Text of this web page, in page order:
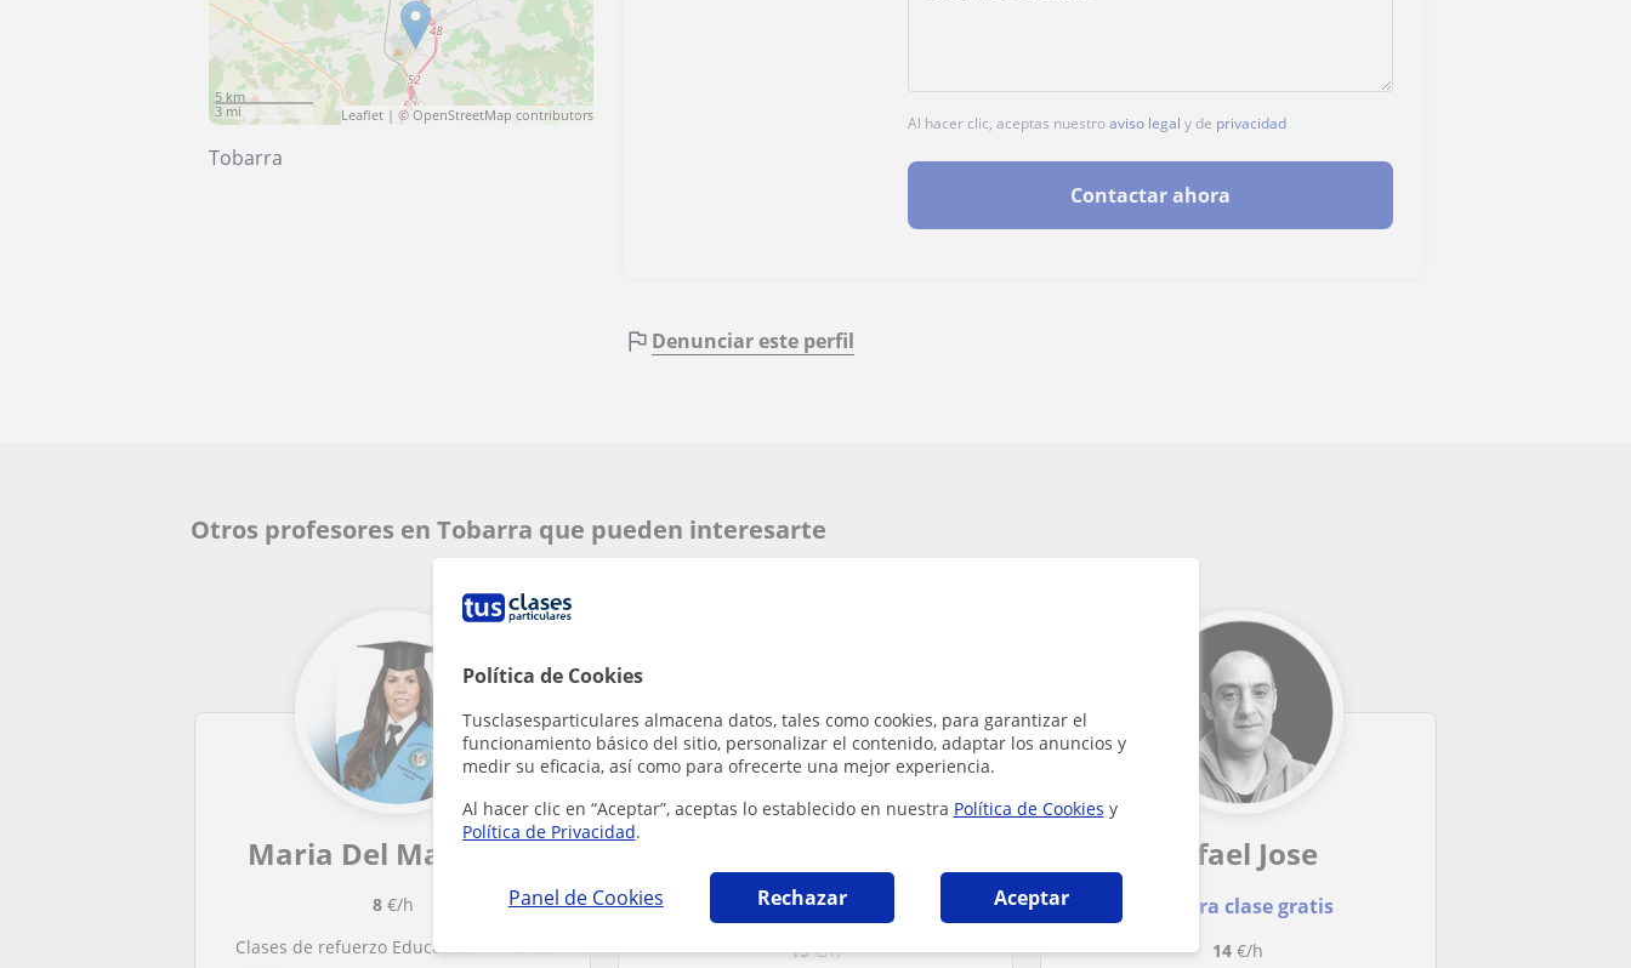
Política de Cookies
Tusclasesparticulares almacena datos, tales como cookies, para garantizar el
funcionamiento básico del sitio, personalizar el contenido, adaptar los anuncios y
medir su eficacia, así como para ofrecerte una mejor experiencia.
Al hacer clic en “Aceptar”, aceptas lo establecido en nuestra Política de Cookies y
Política de Privacidad.
Panel de Cookies Rechazar Aceptar
5 km
3 mi
Leaflet | ©OpenStreetMap contributors
Tobarra
Al hacer clic, aceptas nuestroaviso legal y de privacidad
Contactar ahora
Denunciar este perfil
Otros profesores en Tobarra que pueden interesarte
Maria Del Mar Selva
8€/h
Clases de refuerzo Educación Primaria
Primera clase gratis
15€/h
Rafael Jose
Primera clase gratis
14 €/h